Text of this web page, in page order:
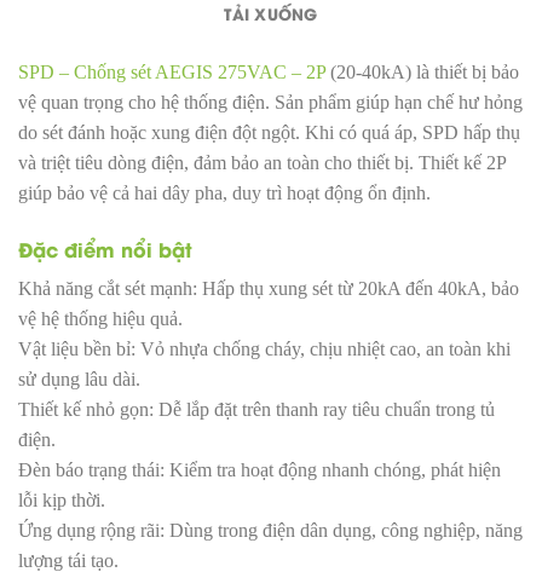
TẢI XUỐNG
SPD – Chống sét AEGIS 275VAC – 2P(20-40kA) là thiết bị bảo
vệ quan trọng cho hệ thống điện. Sản phẩm giúp hạn chế hư hỏng
do sét đánh hoặc xung điện đột ngột. Khi có quá áp, SPD hấp thụ
và triệt tiêu dòng điện, đảm bảo an toàn cho thiết bị. Thiết kế 2P
giúp bảo vệ cả hai dây pha, duy trì hoạt động ổn định.
Đặc điểm nổi bật
Khả năng cắt sét mạnh: Hấp thụ xung sét từ 20kA đến 40kA, bảo
vệ hệ thống hiệu quả.
Vật liệu bền bỉ: Vỏ nhựa chống cháy, chịu nhiệt cao, an toàn khi
sử dụng lâu dài.
Thiết kế nhỏ gọn: Dễ lắp đặt trên thanh ray tiêu chuẩn trong tủ
điện.
Đèn báo trạng thái: Kiểm tra hoạt động nhanh chóng, phát hiện
lỗi kịp thời.
Ứng dụng rộng rãi: Dùng trong điện dân dụng, công nghiệp, năng
lượng tái tạo.